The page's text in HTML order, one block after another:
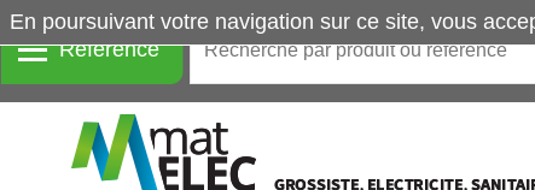
Référence
En poursuivant votre navigation sur ce site, vous